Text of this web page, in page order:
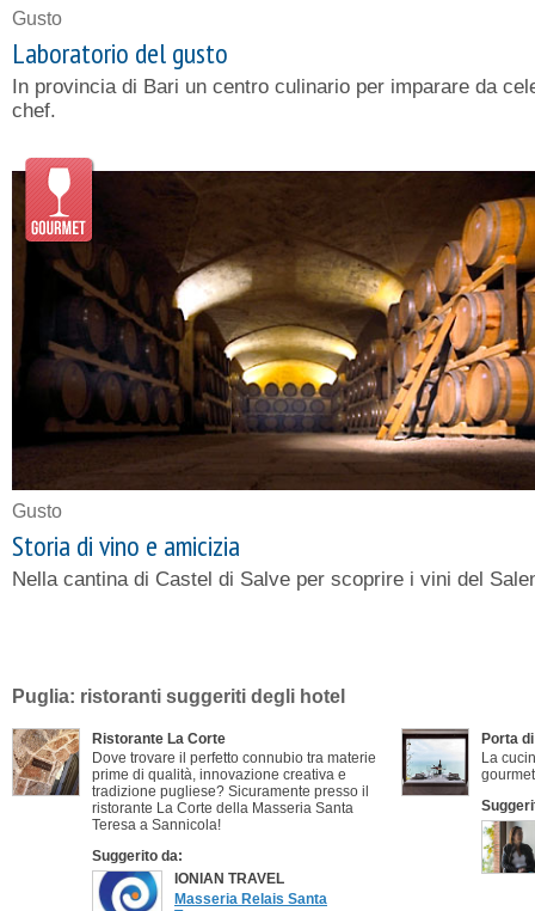
Gusto
Laboratorio del gusto
In provincia di Bari un centro culinario per imparare da
chef.
Gusto
Storia di vino e amicizia
Nella cantina di Castel di Salve per scoprire i vini del
Puglia: ristoranti suggeriti degli hotel
Ristorante La Corte
Dove trovare il perfetto connubio tra materie
prime di qualità, innovazione creativa e
tradizione pugliese? Sicuramente presso il
ristorante La Corte della Masseria Santa
Teresa a Sannicola!
Suggerito da:
IONIAN TRAVEL
Masseria Relais Santa
Porta
La
+
−